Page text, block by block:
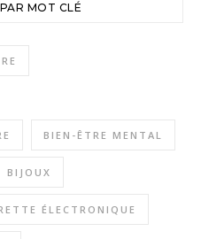
MOT CLÉ
BIEN-ÊTRE MENTAL
BIJOUX
ÉLECTRONIQUE